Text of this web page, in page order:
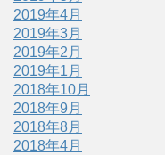
2019年4月
2019年3月
2019年2月
2019年1月
2018年10月
2018年9月
2018年8月
2018年4月